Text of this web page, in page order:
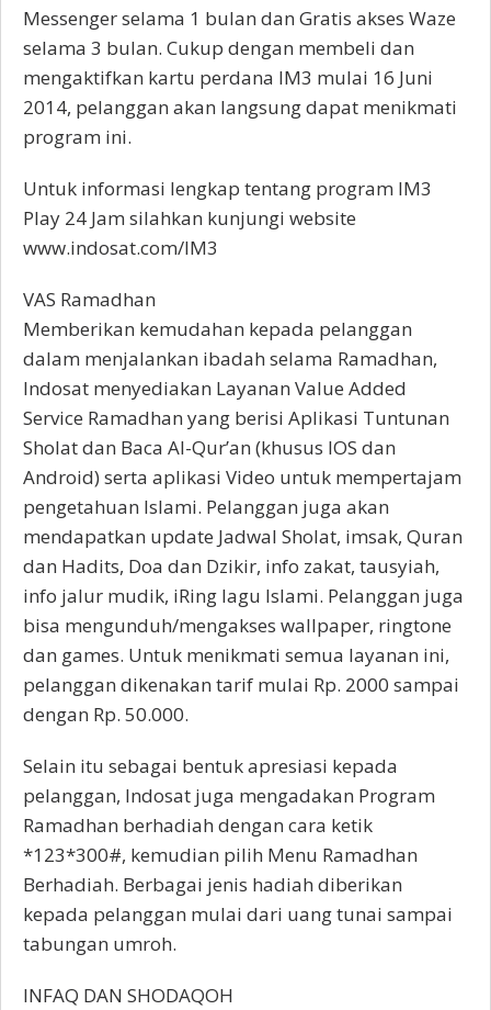
Messenger selama 1 bulan dan Gratis akses Waze
selama 3 bulan. Cukup dengan membeli dan
mengaktifkan kartu perdana IM3 mulai 16 Juni
2014, pelanggan akan langsung dapat menikmati
program ini.
Untuk informasi lengkap tentang program IM3
Play 24 Jam silahkan kunjungi website
www.indosat.com/IM3
VAS Ramadhan
Memberikan kemudahan kepada pelanggan
dalam menjalankan ibadah selama Ramadhan,
Indosat menyediakan Layanan Value Added
Service Ramadhan yang berisi Aplikasi Tuntunan
Sholat dan Baca Al-Qur’an (khusus IOS dan
Android) serta aplikasi Video untuk mempertajam
pengetahuan Islami. Pelanggan juga akan
mendapatkan update Jadwal Sholat, imsak, Quran
dan Hadits, Doa dan Dzikir, info zakat, tausyiah,
info jalur mudik, iRing lagu Islami. Pelanggan juga
bisa mengunduh/mengakses wallpaper, ringtone
dan games. Untuk menikmati semua layanan ini,
pelanggan dikenakan tarif mulai Rp. 2000 sampai
dengan Rp. 50.000.
Selain itu sebagai bentuk apresiasi kepada
pelanggan, Indosat juga mengadakan Program
Ramadhan berhadiah dengan cara ketik
*123*300#, kemudian pilih Menu Ramadhan
Berhadiah. Berbagai jenis hadiah diberikan
kepada pelanggan mulai dari uang tunai sampai
tabungan umroh.
INFAQ DAN SHODAQOH